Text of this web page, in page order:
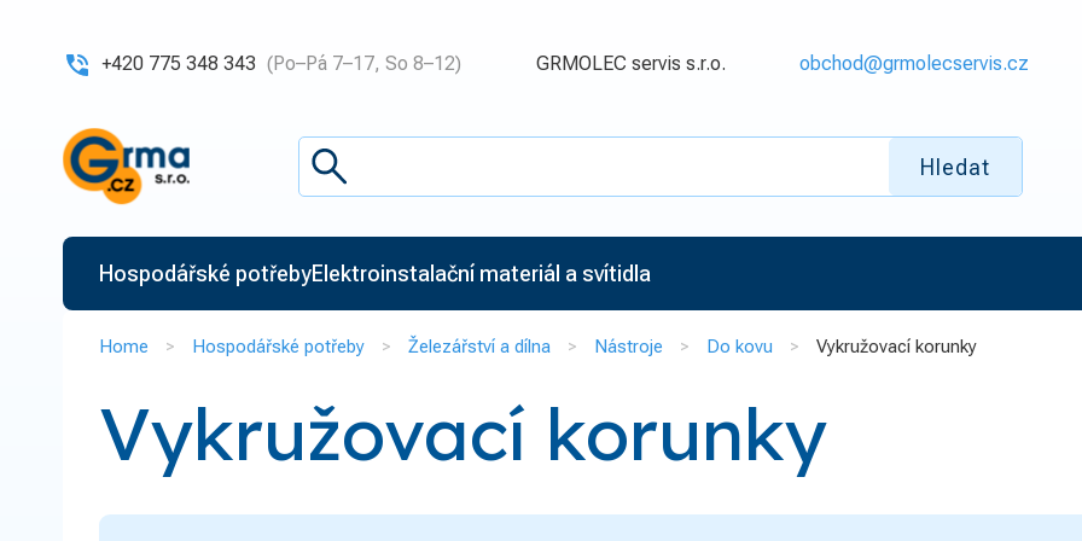
+420 775 348 343 (Po–Pá 7–17, So 8–12) GRMOLEC servis s.r.o. obchod@grmolecservis.cz
Hledat
Hospodářské potřebyElektroinstalační materiál a svítidla
Home Hospodářské potřeby Železářství a dílna Nástroje Do kovu Vykružovací korunky
Vykružovací korunky